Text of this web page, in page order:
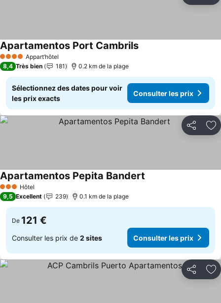
4 Étoiles Appart’hôtel
Apartamentos Port CambrilsConsulter les prix
8,4 Très bien 181 0.2 km de la plage
Sélectionnez des dates pour voir
les prix exacts
Consulter les prix
Partager
3 ÉtoilesHôtel
Apartamentos Pepita Bandert
9,5 Excellent 239 0.1 km de la plage
De 121 €
Consulter les prix de 2 sites Consulter les prix
Partager